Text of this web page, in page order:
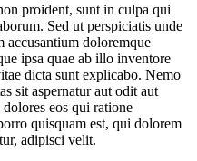
proident, sunt in culpa qui
Sed ut perspiciatis unde
accusantium doloremque
ipsa quae ab illo inventore
dicta sunt explicabo. Nemo
sit aspernatur aut odit aut
eos qui ratione
quisquam est, qui dolorem
adipisci velit.